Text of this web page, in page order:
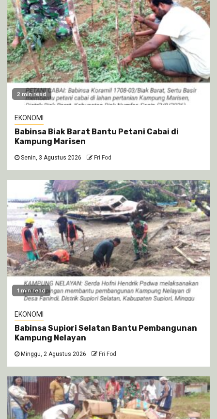
2 min read
EKONOMI
Babinsa Biak Barat Bantu Petani Cabai di
Kampung Marisen
Senin, 3 Agustus 2026 Fri Fod
1 min read
EKONOMI
Babinsa Supiori Selatan Bantu Pembangunan
Kampung Nelayan
Minggu, 2 Agustus 2026 Fri Fod